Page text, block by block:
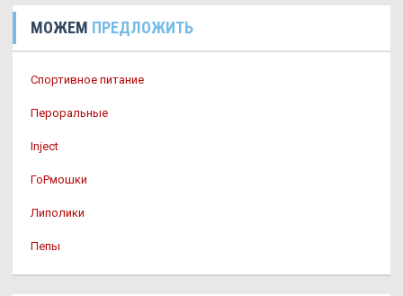
МОЖЕМ ПРЕДЛОЖИТЬ
Спортивное питание
Пероральные
Inject
ГоРмошки
Липолики
Пепы